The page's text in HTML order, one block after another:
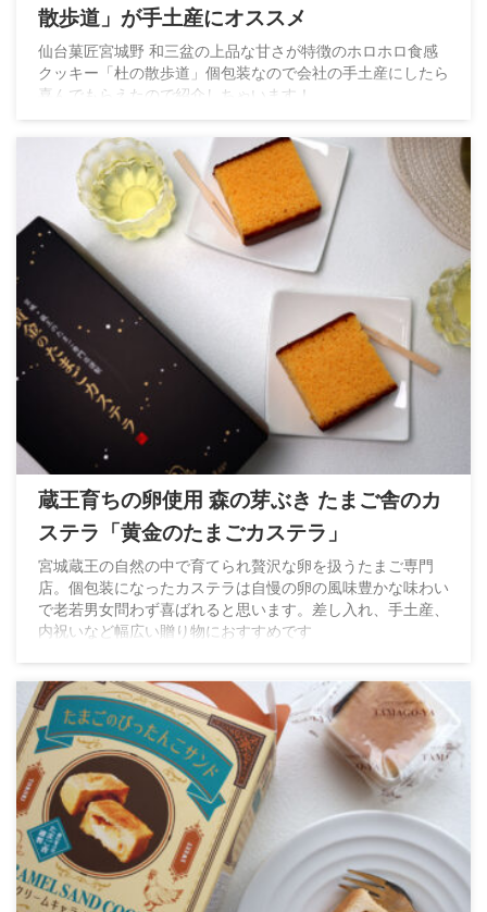
散歩道」が手土産にオススメ
仙台菓匠宮城野 和三盆の上品な甘さが特徴のホロホロ食感
クッキー「杜の散歩道」個包装なので会社の手土産にしたら
喜んでもらえたので紹介しちゃいます！
蔵王育ちの卵使用 森の芽ぶき たまご舎のカ
ステラ「黄金のたまごカステラ」
宮城蔵王の自然の中で育てられ贅沢な卵を扱うたまご専門
店。個包装になったカステラは自慢の卵の風味豊かな味わい
で老若男女問わず喜ばれると思います。差し入れ、手土産、
内祝いなど幅広い贈り物におすすめです